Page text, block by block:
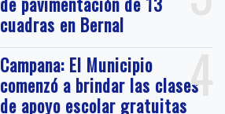
cuadras en Bernal
4
Campana: El Municipio
comenzó a brindar las clases
de apoyo escolar gratuitas